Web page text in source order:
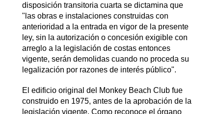
disposición transitoria cuarta se dictamina que
"las obras e instalaciones construidas con
anterioridad a la entrada en vigor de la presente
ley, sin la autorización o concesión exigible con
arreglo a la legislación de costas entonces
vigente, serán demolidas cuando no proceda su
legalización por razones de interés público".
El edificio original del Monkey Beach Club fue
construido en 1975, antes de la aprobación de la
legislación vigente. Como reconoce el órgano